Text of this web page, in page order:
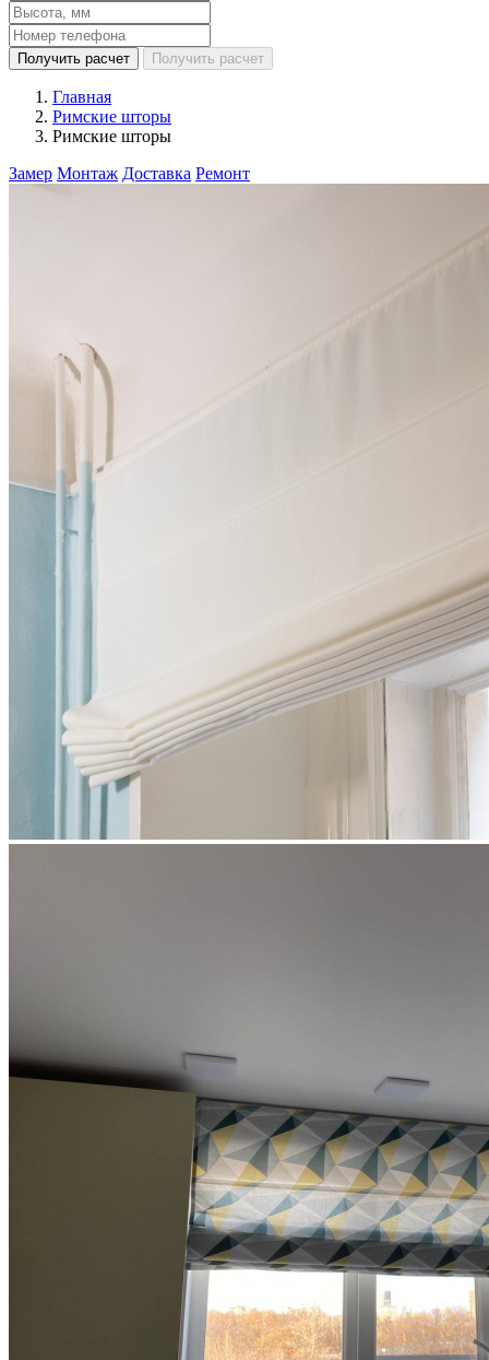
Получить расчет Получить расчет
Главная
Римские шторы
Римские шторы
Замер Монтаж Доставка Ремонт